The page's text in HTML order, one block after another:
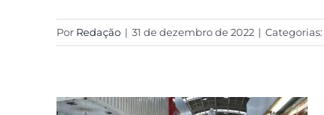
Por Redação | 31 de dezembro de 2022 | Categorias: